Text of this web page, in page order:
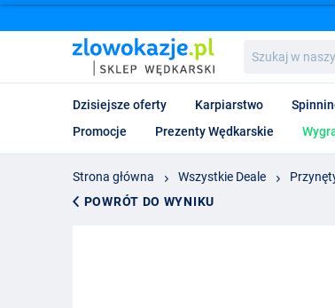
w
naszym
wędkarskim...
Dzisiejsze oferty Karpiarstwo
Promocje
Prezenty Wędkarskie
Strona główna Wszystkie Deale
POWRÓT DO WYNIKU